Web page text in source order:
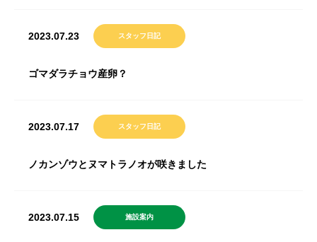
2023.07.23 スタッフ日記
ゴマダラチョウ産卵？
2023.07.17 スタッフ日記
ノカンゾウとヌマトラノオが咲きました
2023.07.15 施設案内